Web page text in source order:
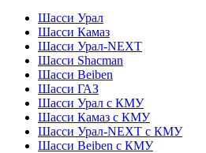
Шасси Урал
Шасси Камаз
Шасси Урал-NEXT
Шасси Shacman
Шасси Beiben
Шасси ГАЗ
Шасси Урал с КМУ
Шасси Камаз с КМУ
Шасси Урал-NEXT с КМУ
Шасси Beiben с КМУ